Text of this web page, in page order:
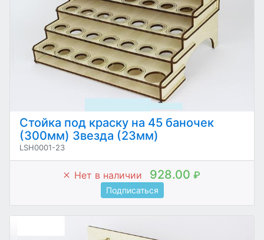
Стойка под краску на 45 баночек
(300мм) Звезда (23мм)
LSH0001-23
Нет в наличии 928.00 ₽
Подписаться